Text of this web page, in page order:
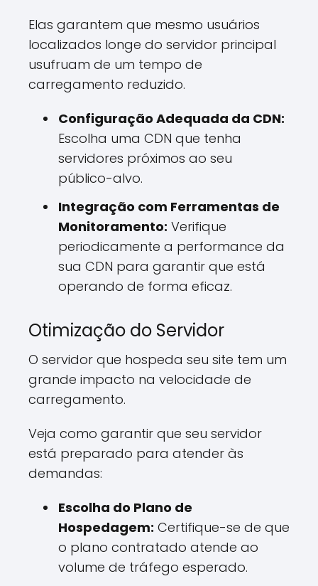
Elas garantem que mesmo usuários
localizados longe do servidor principal
usufruam de um tempo de
carregamento reduzido.
Configuração Adequada da CDN:
Escolha uma CDN que tenha
servidores próximos ao seu
público-alvo.
Integração com Ferramentas de
Monitoramento: Verifique
periodicamente a performance da
sua CDN para garantir que está
operando de forma eficaz.
Otimização do Servidor
O servidor que hospeda seu site tem um
grande impacto na velocidade de
carregamento.
Veja como garantir que seu servidor
está preparado para atender às
demandas:
Escolha do Plano de
Hospedagem: Certifique-se de que
o plano contratado atende ao
volume de tráfego esperado.